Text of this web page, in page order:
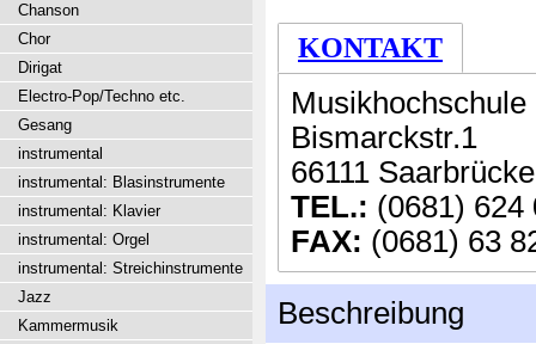
KONTAKT
Bismarckstr.1
66111
TEL.: (0681) 624
FAX: (0681) 63
Beschreibung
Chanson
Chor
Dirigat
Electro-Pop/Techno etc.
Gesang
instrumental
instrumental: Blasinstrumente
instrumental: Klavier
instrumental: Orgel
instrumental: Streichinstrumente
Jazz
Kammermusik